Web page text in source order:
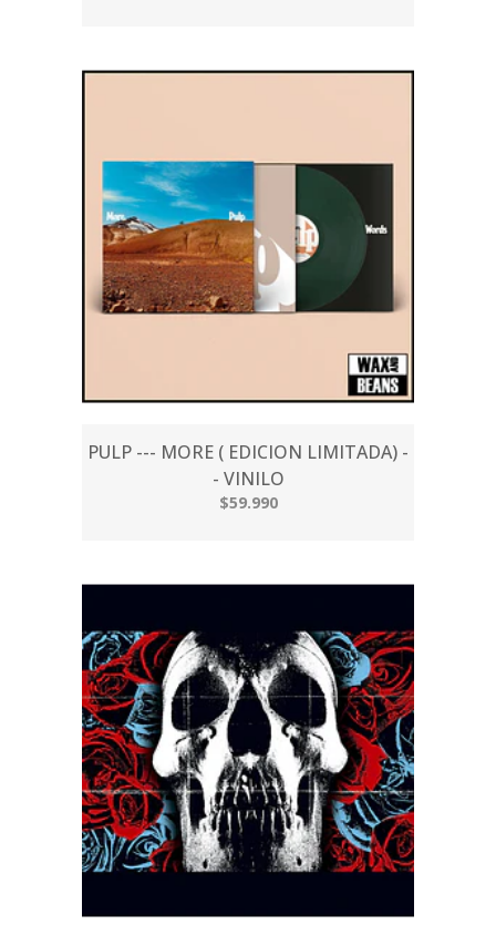
PULP --- MORE ( EDICION LIMITADA) -
- VINILO
$59.990